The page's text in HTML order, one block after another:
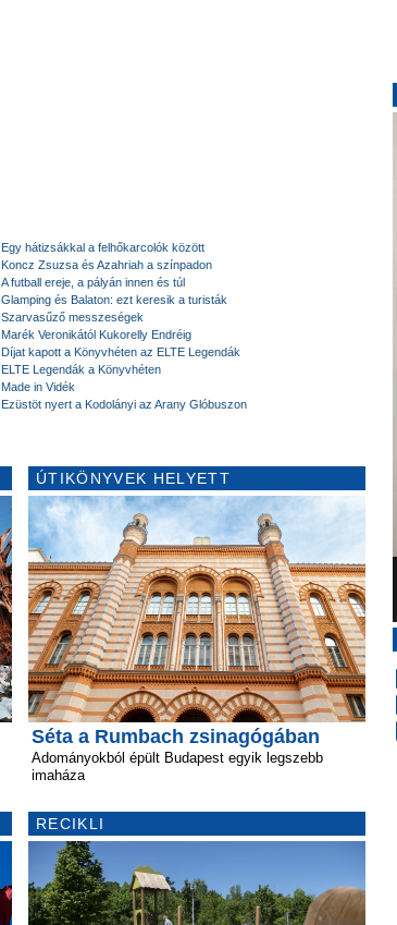
Egy hátizsákkal a felhőkarcolók között
Koncz Zsuzsa és Azahriah a színpadon
A futball ereje, a pályán innen és túl
Glamping és Balaton: ezt keresik a turisták
Szarvasűző messzeségek
Marék Veronikától Kukorelly Endréig
Díjat kapott a Könyvhéten az ELTE Legendák
ELTE Legendák a Könyvhéten
Made in Vidék
Ezüstöt nyert a Kodolányi az Arany Glóbuszon
ÚTIKÖNYVEK HELYETT
Séta a Rumbach zsinagógában
Adományokból épült Budapest egyik legszebb
imaháza
RECIKLI